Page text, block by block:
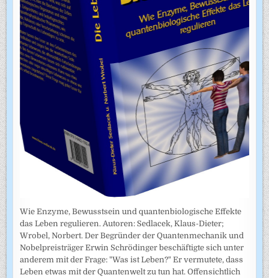
Wie Enzyme, Bewusstsein und quantenbiologische Effekte
das Leben regulieren. Autoren: Sedlacek, Klaus-Dieter;
Wrobel, Norbert. Der Begründer der Quantenmechanik und
Nobelpreisträger Erwin Schrödinger beschäftigte sich unter
anderem mit der Frage: "Was ist Leben?" Er vermutete, dass
Leben etwas mit der Quantenwelt zu tun hat. Offensichtlich